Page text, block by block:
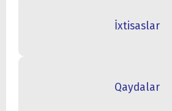
İxtisaslar
Qaydalar